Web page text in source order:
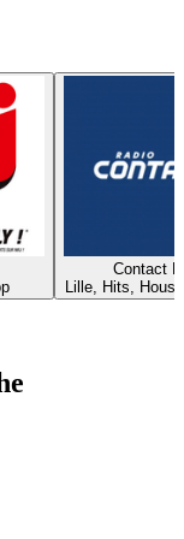
Contact
Lille, Hits,